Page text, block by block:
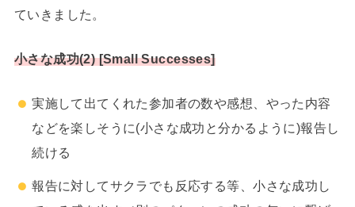
ていきました。
小さな成功(2) [Small Successes]
実施して出てくれた参加者の数や感想、やった内容
などを楽しそうに(小さな成功と分かるように)報告し
続ける
報告に対してサクラでも反応する等、小さな成功し